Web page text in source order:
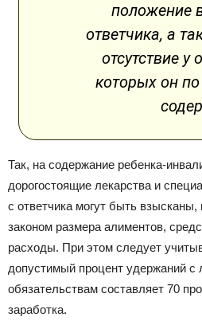
положение
ответчика, а
отсутствие у
которых он
Так, на содержание ребенка-
дорогостоящие лекарства и
с ответчика могут быть
законом размера алиментов,
расходы. При этом следует
допустимый процент удержаний с
обязательствам составляет 70
заработка.